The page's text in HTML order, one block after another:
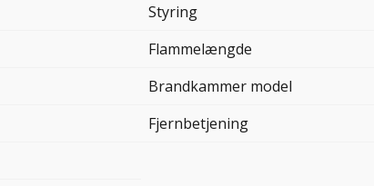
Styring
Flammelængde
Brandkammer model
Fjernbetjening